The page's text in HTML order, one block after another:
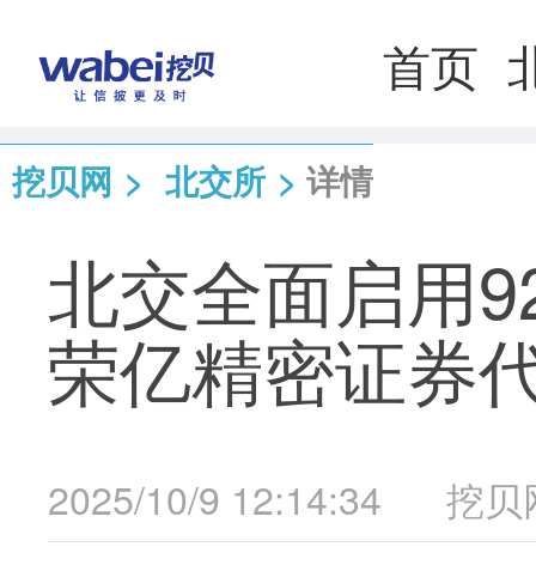
首页
挖贝网 > 北交所 > 详情
北交全面启用
荣亿精密证券
2025/10/9 12:14:34 挖贝